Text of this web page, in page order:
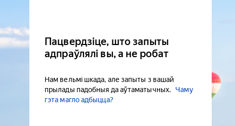
Пацвердзіце, што запыты
адпраўлялі вы, а не робат
Нам вельмі шкада, але запыты з вашай
прылады падобныя да аўтаматычных.
Чаму
гэта магло адбыцца?